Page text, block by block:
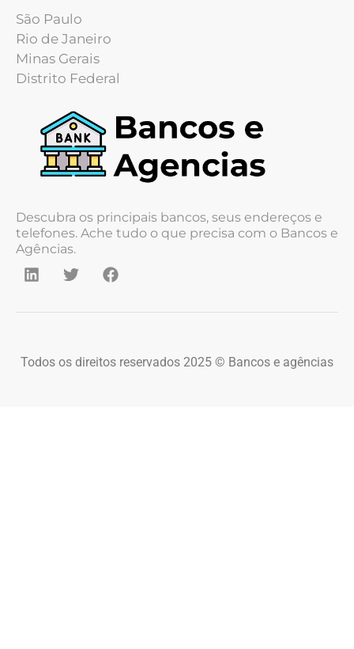
São Paulo
Rio de Janeiro
Minas Gerais
Distrito Federal
Descubra os principais bancos, seus endereços e
telefones. Ache tudo o que precisa com o Bancos e
Agências.
Todos os direitos reservados 2025 © Bancos e agências